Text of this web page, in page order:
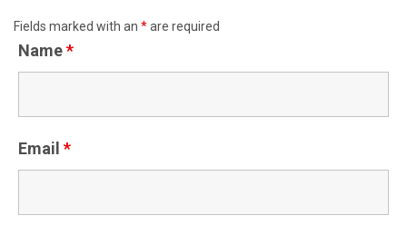
Fields marked with an *are required
Name*
Email *